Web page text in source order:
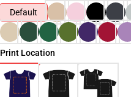
Default
Print Location